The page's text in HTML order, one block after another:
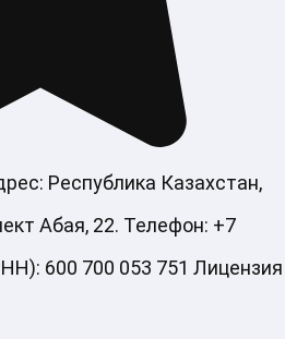
Республика Казахстан,
Абая, 22. Телефон: +7
600 700 053 751 Лицензия